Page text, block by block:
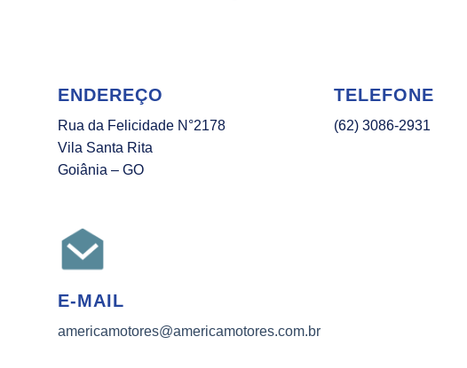
ENDEREÇO
Rua da Felicidade N°2178
Vila Santa Rita
Goiânia – GO
TELEFONE
(62) 3086-2931
E-MAIL
americamotores@americamotores.com.br